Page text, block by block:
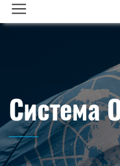
Система